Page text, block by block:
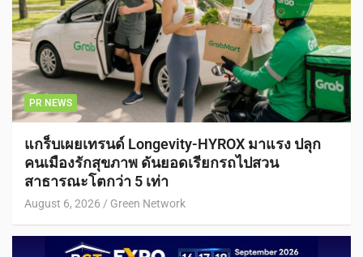
PR NEWS
แกร็บเผยเทรนด์ Longevity-HYROX มาแรง ปลุก
คนเมืองรักสุขภาพ ดันยอดเรียกรถไปสวน
สาธารณะโตกว่า 5 เท่า
August 6, 2026 Green Network